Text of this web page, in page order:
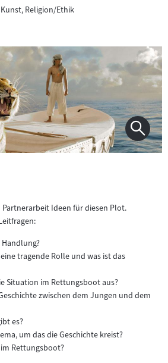
Religion/Ethik
Ideen für diesen Plot.
tragende Rolle und was ist das
Situation im Rettungsboot aus?
zwischen dem Jungen und dem
es?
um das die Geschichte kreist?
Rettungsboot?